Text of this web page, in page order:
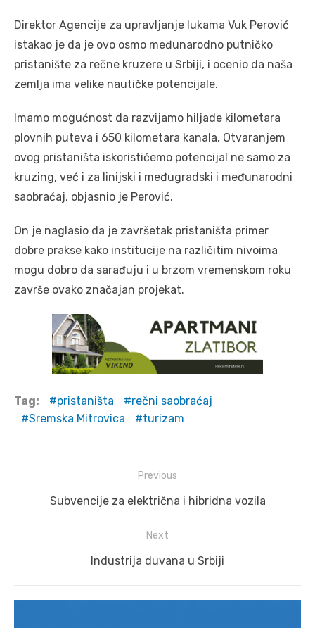
Direktor Agencije za upravljanje lukama Vuk Perović
istakao je da je ovo osmo međunarodno putničko
pristanište za rečne kruzere u Srbiji, i ocenio da naša
zemlja ima velike nautičke potencijale.
Imamo mogućnost da razvijamo hiljade kilometara
plovnih puteva i 650 kilometara kanala. Otvaranjem
ovog pristaništa iskoristićemo potencijal ne samo za
kruzing, već i za linijski i međugradski i međunarodni
saobraćaj, objasnio je Perović.
On je naglasio da je završetak pristaništa primer
dobre prakse kako institucije na različitim nivoima
mogu dobro da sarađuju i u brzom vremenskom roku
završe ovako značajan projekat.
Tag: pristaništa
rečni saobraćaj
Sremska Mitrovica
turizam
navigation
Previous
Previous
Subvencije za električna i hibridna vozila
Next
Next
Industrija duvana u Srbiji